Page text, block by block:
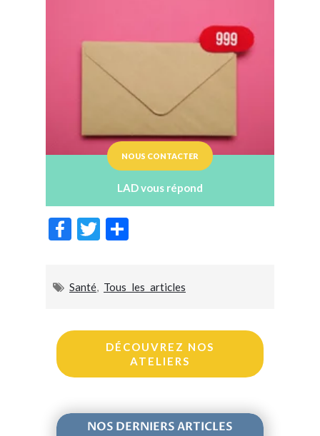
NOUS CONTACTER
LAD vous répond
F
b
T
er g
Santé, Tous les articles
DÉCOUVREZ NOS
ATELIERS
NOS DERNIERS ARTICLES